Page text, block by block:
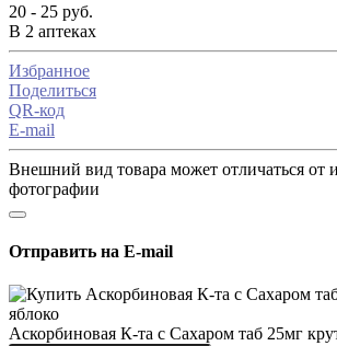
20 - 25 руб.
В 2 аптеках
Избранное
Поделиться
QR-код
E-mail
Внешний вид товара может отличаться от
фотографии
Отправить на E-mail
Аскорбиновая К-та с Сахаром таб 25мг